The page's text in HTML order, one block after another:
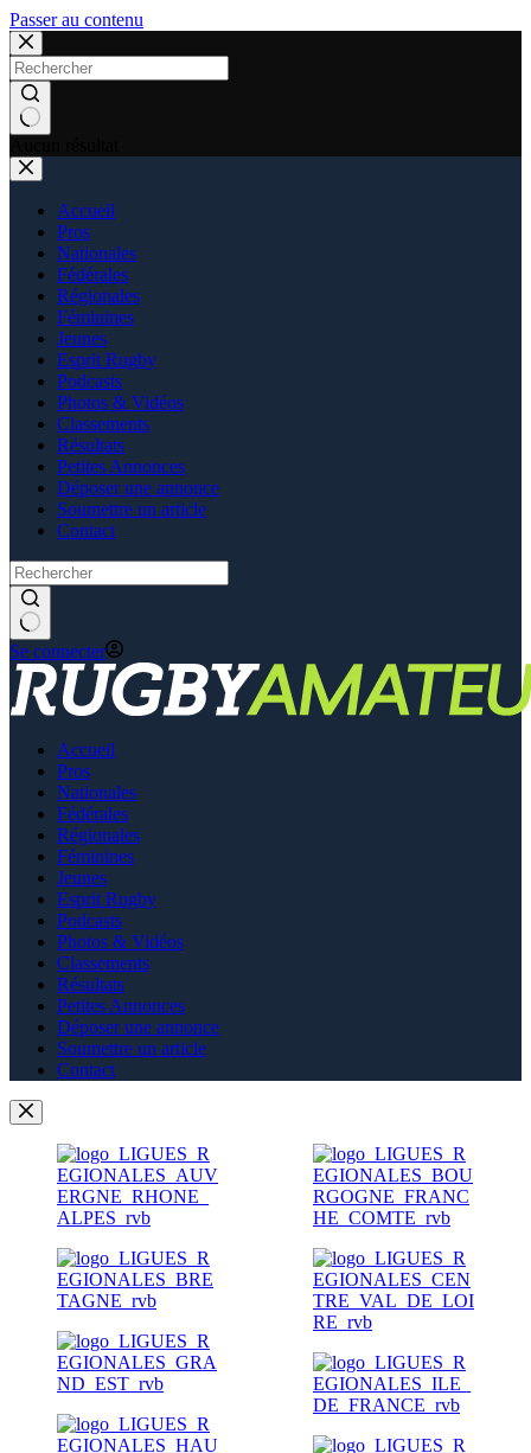
Passer au contenu
Accueil
Pros
Nationales
Fédérales
Régionales
Féminines
Jeunes
Esprit Rugby
Podcasts
Photos & Vidéos
Classements
Résultats
Petites Annonces
Déposer une annonce
Soumettre un article
Contact
Se connecter
Accueil
Pros
Nationales
Fédérales
Régionales
Féminines
Jeunes
Esprit Rugby
Podcasts
Photos & Vidéos
Classements
Résultats
Petites Annonces
Déposer une annonce
Soumettre un article
Contact